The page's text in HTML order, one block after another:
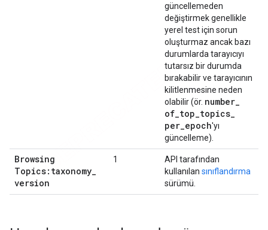
güncellemeden
değiştirmek genellikle
yerel test için sorun
oluşturmaz ancak bazı
durumlarda tarayıcıyı
tutarsız bir durumda
bırakabilir ve tarayıcının
kilitlenmesine neden
olabilir (ör. number
of top topics
per epoch'yı
güncelleme).
Browsing
Topics:taxonomy
version
1
API tarafından
kullanılan sınıflandırma
sürümü.